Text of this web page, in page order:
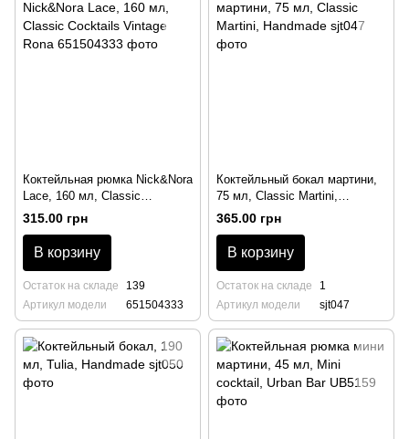
Коктейльная рюмка Nick&Nora
Lace, 160 мл, Classic
Cocktails Vintage Rona
315.00 грн
В корзину
Остаток на складе
139
Артикул модели
651504333
Коктейльный бокал мартини,
75 мл, Classic Martini,
Handmade
365.00 грн
В корзину
Остаток на складе
1
Артикул модели
sjt047